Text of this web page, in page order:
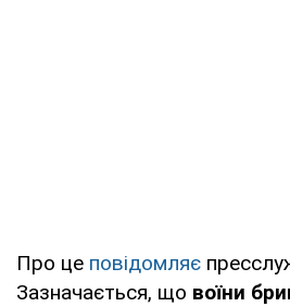
Про це повідомляє
Зазначається, що воїни